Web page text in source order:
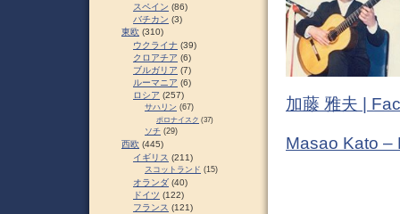
加藤 雅夫 |
Masao Kato –
スペイン (86)
バチカン (3)
東欧 (310)
ウクライナ (39)
クロアチア (6)
ブルガリア (7)
ルーマニア (6)
ロシア (257)
サハリン (67)
ポロナイスク (37)
ソチ (29)
西欧 (445)
イギリス (211)
スコットランド (15)
オランダ (40)
ドイツ (122)
フランス (121)